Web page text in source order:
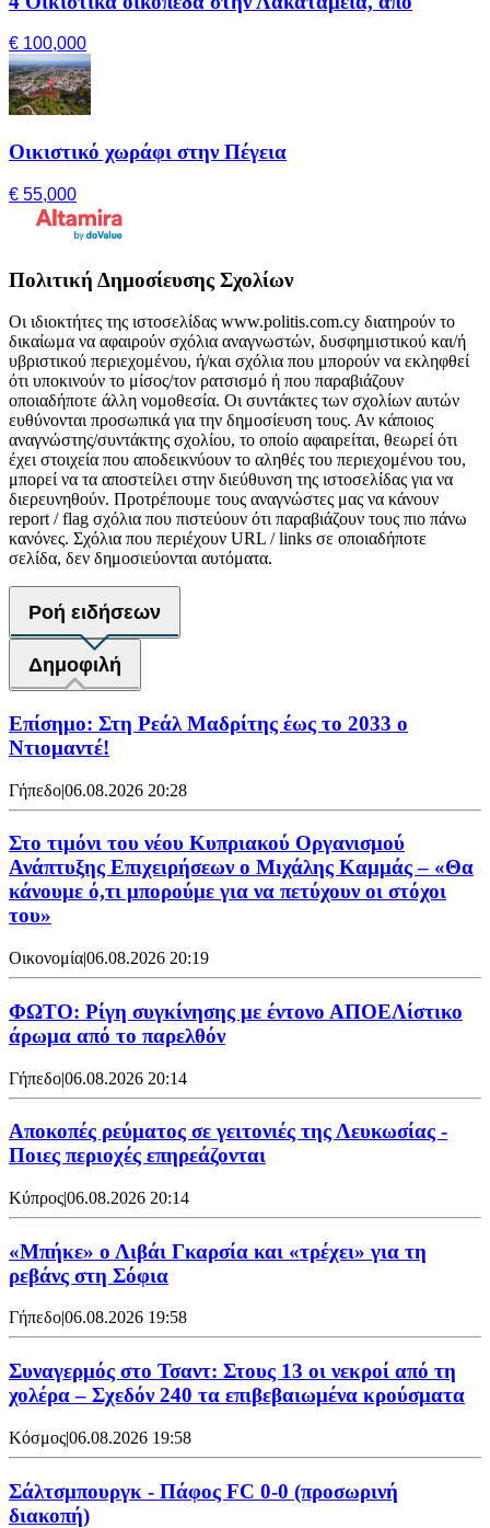
€ 100,000
Οικιστικό χωράφι στην Πέγεια
€ 55,000
Πολιτική Δημοσίευσης Σχολίων
Οι ιδιοκτήτες της ιστοσελίδας www.politis.com.cy διατηρούν το
δικαίωμα να αφαιρούν σχόλια αναγνωστών, δυσφημιστικού και/ή
υβριστικού περιεχομένου, ή/και σχόλια που μπορούν να εκληφθεί
ότι υποκινούν το μίσος/τον ρατσισμό ή που παραβιάζουν
οποιαδήποτε άλλη νομοθεσία. Οι συντάκτες των σχολίων αυτών
ευθύνονται προσωπικά για την δημοσίευση τους. Αν κάποιος
αναγνώστης/συντάκτης σχολίου, το οποίο αφαιρείται, θεωρεί ότι
έχει στοιχεία που αποδεικνύουν το αληθές του περιεχομένου του,
μπορεί να τα αποστείλει στην διεύθυνση της ιστοσελίδας για να
διερευνηθούν. Προτρέπουμε τους αναγνώστες μας να κάνουν
report / flag σχόλια που πιστεύουν ότι παραβιάζουν τους πιο πάνω
κανόνες. Σχόλια που περιέχουν URL / links σε οποιαδήποτε
σελίδα, δεν δημοσιεύονται αυτόματα.
Ροή ειδήσεων
Δημοφιλή
Επίσημο: Στη Ρεάλ Μαδρίτης έως το 2033 ο
Ντιομαντέ!
Γήπεδο|06.08.2026 20:28
Στο τιμόνι του νέου Κυπριακού Οργανισμού
Ανάπτυξης Επιχειρήσεων ο Μιχάλης Καμμάς – «Θα
κάνουμε ό,τι μπορούμε για να πετύχουν οι στόχοι
του»
Οικονομία|06.08.2026 20:19
ΦΩΤΟ: Ρίγη συγκίνησης με έντονο ΑΠΟΕΛίστικο
άρωμα από το παρελθόν
Γήπεδο|06.08.2026 20:14
Αποκοπές ρεύματος σε γειτονιές της Λευκωσίας -
Ποιες περιοχές επηρεάζονται
Κύπρος|06.08.2026 20:14
«Μπήκε» ο Λιβάι Γκαρσία και «τρέχει» για τη
ρεβάνς στη Σόφια
Γήπεδο|06.08.2026 19:58
Συναγερμός στο Τσαντ: Στους 13 οι νεκροί από τη
χολέρα – Σχεδόν 240 τα επιβεβαιωμένα κρούσματα
Κόσμος|06.08.2026 19:58
Σάλτσμπουργκ - Πάφος FC 0-0 (προσωρινή
διακοπή)